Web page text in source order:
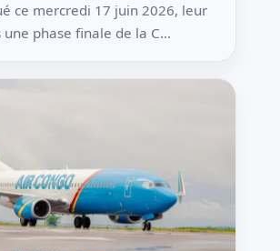
ce mercredi 17 juin 2026, leur
phase finale de la C...